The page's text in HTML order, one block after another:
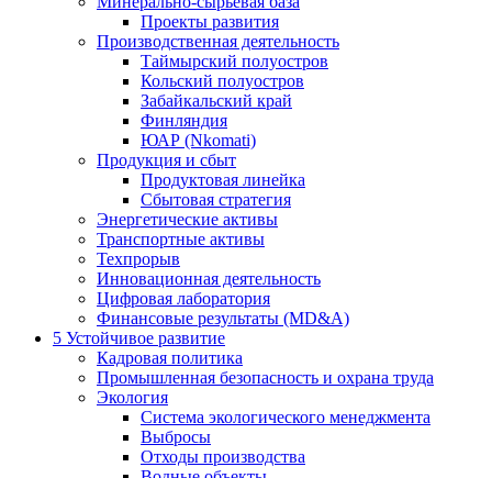
Проекты развития
Производственная деятельность
Таймырский полуостров
Кольский полуостров
Забайкальский край
Финляндия
ЮАР (Nkomati)
Продукция и сбыт
Продуктовая линейка
Сбытовая стратегия
Энергетические активы
Транспортные активы
Техпрорыв
Инновационная деятельность
Цифровая лаборатория
Финансовые результаты (MD&A)
5 Устойчивое развитие
Кадровая политика
Промышленная безопасность и охрана труда
Экология
Система экологического менеджмента
Выбросы
Отходы производства